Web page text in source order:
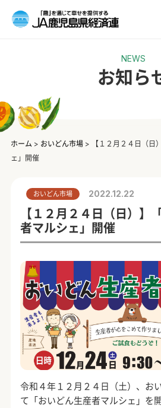
NEWS
お知ら
ホーム > おいどん市場>
【１２月２４日（日
ェ」開催
おいどん市場 2022.12.22
【１２月２４日（日）】
者マルシェ」開催
令和４年１２月２４日（土）、お
て「おいどん生産者マルシェ」を